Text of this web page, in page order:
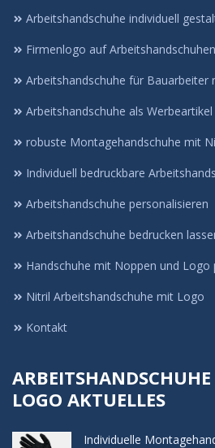
Arbeitshandschuhe individuell
Firmenlogo auf
Arbeitshandschuhe für Bauarbeiter
Arbeitshandschuhe als
robuste Montagehandschuhe mit
Individuell bedruckbare
Arbeitshandschuhe personalisieren
Arbeitshandschuhe bedrucken
Handschuhe mit Noppen und Logo
Nitril Arbeitshandschuhe mit Logo
Kontakt
LOGO AKTUELLES
Individuelle